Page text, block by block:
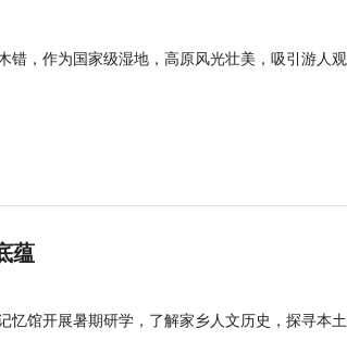
错，作为国家级湿地，高原风光壮美，吸引游人观
蕴
忆馆开展暑期研学，了解家乡人文历史，探寻本